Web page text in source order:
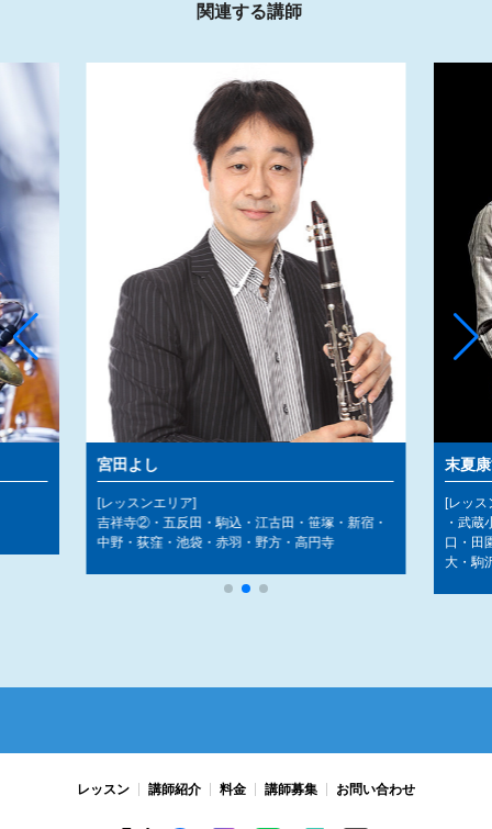
関連する講師
宮田よし
[レッスンエリア]
吉祥寺②・五反田・駒込・江古田・笹塚・新宿・
中野・荻窪・池袋・赤羽・野方・高円寺
末夏
[レッス
・武
口・田
大・駒
レッスン 講師紹介 料金 講師募集 お問い合わせ